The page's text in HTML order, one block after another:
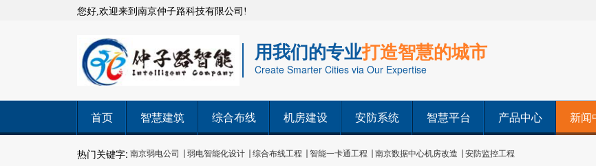
您好,欢迎来到南京仲子路科技有限公司!
用我们的专业打造智慧的城市
Create Smarter Cities via Our Expertise
首页 智慧建筑 综合布线 机房建设 安防系统 智慧平台 产品中心 新闻
热门关键字: 南京弱电公司 弱电智能化设计 综合布线工程 智能一卡通工程 南京数据中心机房改造 安防监控工程